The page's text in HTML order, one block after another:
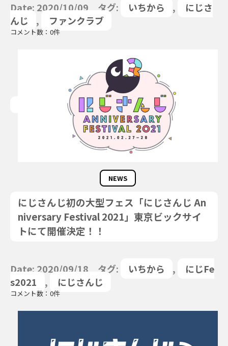
Date: 2020/10/09 タグ: いちから ,
にじさ
んじ
, ファンクラブ
コメント数：0件
NEWS
にじさんじ初の大型フェス「にじさんじ An
niversary Festival 2021」東京ビックサイ
トにて開催決定！！
Date: 2020/09/18 タグ: いちから ,
にじFe
s2021
, にじさんじ
コメント数：0件